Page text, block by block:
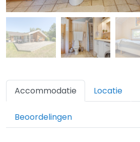
Accommodatie Locatie
Beoordelingen